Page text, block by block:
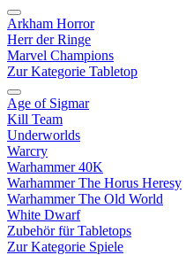
Arkham Horror
Herr der Ringe
Marvel Champions
Zur Kategorie Tabletop
Age of Sigmar
Kill Team
Underworlds
Warcry
Warhammer 40K
Warhammer The Horus Heresy
Warhammer The Old World
White Dwarf
Zubehör für Tabletops
Zur Kategorie Spiele